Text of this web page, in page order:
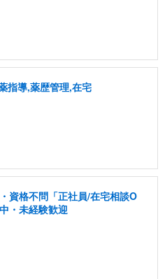
指導,薬歴管理,在宅
資格不問「正社員/在宅相談O
・未経験歓迎